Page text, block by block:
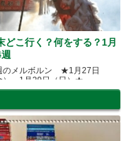
どこ行く？何をする？1月
のメルボルン ★1月27日
）～1月29日（日）★